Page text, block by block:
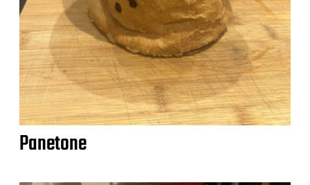
Panetone